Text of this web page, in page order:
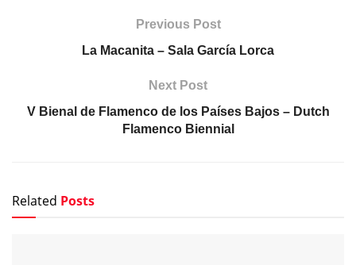
Previous Post
La Macanita – Sala García Lorca
Next Post
V Bienal de Flamenco de los Países Bajos – Dutch
Flamenco Biennial
Related Posts